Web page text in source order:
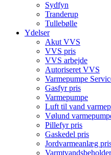
Sydfyn
Tranderup
Tullebølle
Ydelser
Akut VVS
VVS pris
VVS arbejde
Autoriseret VVS
Varmepumpe
Gasfyr pris
Varmepumpe
Luft til vand
Vølund
Pillefyr pris
Gaskedel pris
Jordvarmeanlæg
Varmtvandsbeholder